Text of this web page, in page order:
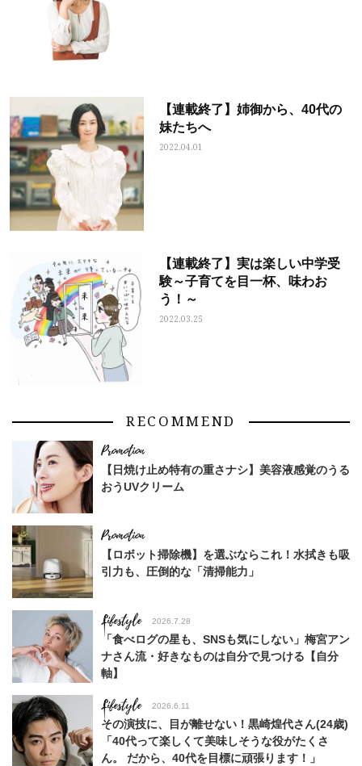
【連載終了】姉御から、40代の
妹たちへ
2022.04.01
【連載終了】実は楽しい中学受
験～子育てを目一杯、味わお
う！～
2022.03.25
RECOMMEND
【日焼け止め特有の重さナシ】美容液感覚のうる
おうUVクリーム
【ロボット掃除機】を選ぶならこれ！水拭きも吸
引力も、圧倒的な「清掃能力」
Lifestyle 2026.7.28
「食べログの星も、SNSも気にしない」梅宮アン
ナさん流・好きなものは自分で見つける【自分
軸】
Lifestyle 2026.6.11
その演技に、目が離せない！黒崎煌代さん(24歳)
「40代って楽しくて美味しそうな役がたくさ
ん。 だから、40代を目標に頑張ります！」